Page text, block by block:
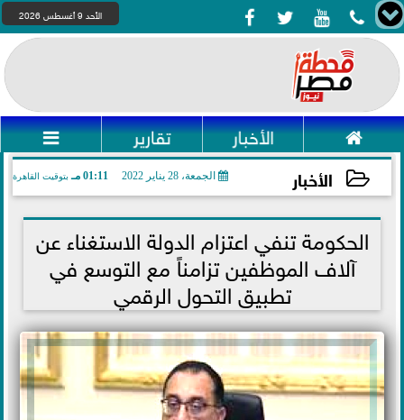
    الأحد 9 أغسطس 2026
 الأخبار تقارير 
الأخبار الجمعة، 28 يناير 2022 01:11 مـ بتوقيت القاهرة
2022-01-28 13:11:18
الحكومة تنفي اعتزام الدولة الاستغناء عن
آلاف الموظفين تزامناً مع التوسع في
تطبيق التحول الرقمي